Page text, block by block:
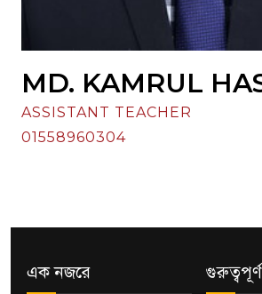
MD. KAMRUL
ASSISTANT TEACHER
01558960304
এক নজরে